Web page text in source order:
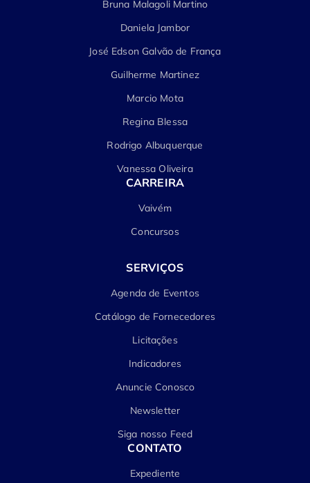
Bruna Malagoli Martino
Daniela Jambor
José Edson Galvão de França
Guilherme Martinez
Marcio Mota
Regina Blessa
Rodrigo Albuquerque
Vanessa Oliveira
CARREIRA
Vaivém
Concursos
SERVIÇOS
Agenda de Eventos
Catálogo de Fornecedores
Licitações
Indicadores
Anuncie Conosco
Newsletter
Siga nosso Feed
CONTATO
Expediente